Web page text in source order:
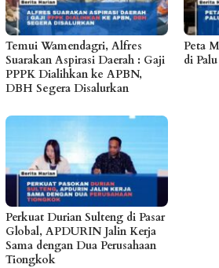
Temui Wamendagri, Alfres
Suarakan Aspirasi Daerah : Gaji
PPPK Dialihkan ke APBN,
DBH Segera Disalurkan
Peta
di
Perkuat Durian Sulteng di Pasar
Global, APDURIN Jalin Kerja
Sama dengan Dua Perusahaan
Tiongkok